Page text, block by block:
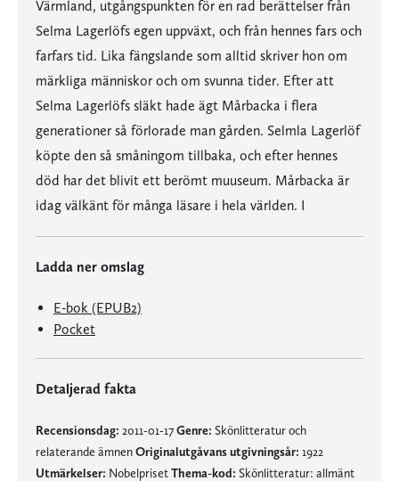
Värmland, utgångspunkten för en rad berättelser från
Selma Lagerlöfs egen uppväxt, och från hennes fars och
farfars tid. Lika fängslande som alltid skriver hon om
märkliga människor och om svunna tider. Efter att
Selma Lagerlöfs släkt hade ägt Mårbacka i flera
generationer så förlorade man gården. Selmla Lagerlöf
köpte den så småningom tillbaka, och efter hennes
död har det blivit ett berömt muuseum. Mårbacka är
idag välkänt för många läsare i hela världen. I
Ladda ner omslag
E-bok (EPUB2)
Pocket
Detaljerad fakta
Recensionsdag: 2011-01-17Genre: Skönlitteratur och
relaterande ämnenOriginalutgåvans utgivningsår: 1922
Utmärkelser: NobelprisetThema-kod: Skönlitteratur: allmänt